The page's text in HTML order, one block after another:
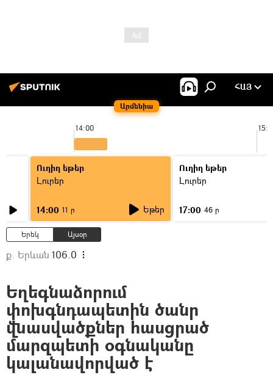
Արմենիա
ՀԱՅ
14:00
Ուղիղ եթեր
Լուրեր
14:00 11 ր Եթեր
Ուղիղ եթեր
Լուրեր
17:00 46 ր
Երեկ Այսօր
ք. Երևան 106.0
Եղեգնաձորում
փոխգնդապետին ծանր
վնասվածքներ հասցրած
մարզպետի օգնականը
կալանավորված է